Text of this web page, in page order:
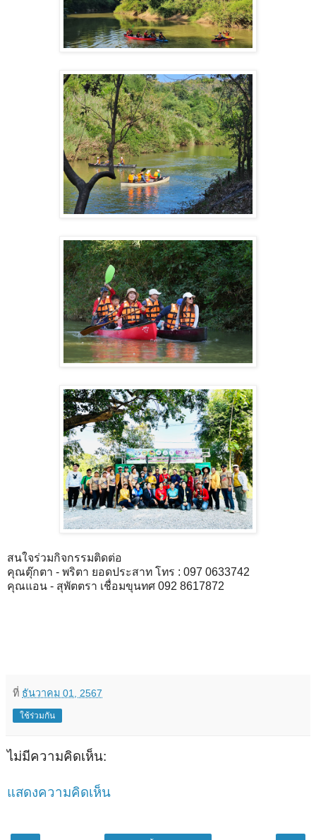
สนใจร่วมกิจกรรมติดต่อ
คุณตุ๊กตา - พริตา ยอดประสาท โทร : 097 0633742
คุณแอน - สุพัตตรา เชื่อมขุนทศ 092 8617872
ที่ ธันวาคม 01, 2567
ใช้ร่วมกัน
ไม่มีความคิดเห็น:
แสดงความคิดเห็น